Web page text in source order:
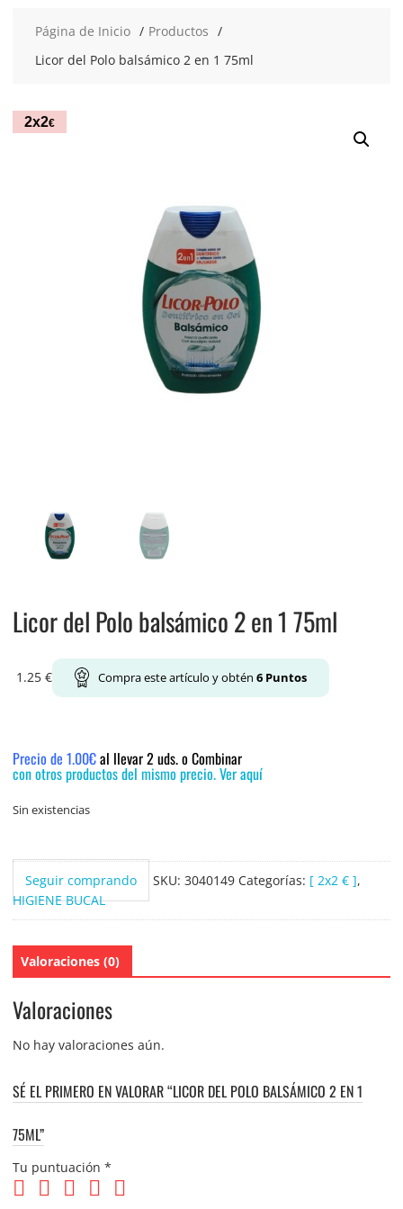
Página de Inicio
Productos
Licor del Polo balsámico 2 en 1 75ml
2x2€
Licor del Polo balsámico 2 en 1 75ml
1.25 € Compra este artículo y obtén 6Puntos
Precio de 1.00€al llevar 2 uds. o Combinar
con otros productos del mismo precio. Ver aquí
Sin existencias
Seguir comprando SKU: 3040149 Categorías: [ 2x2 € ],
HIGIENE BUCAL
Valoraciones (0)
Valoraciones
No hay valoraciones aún.
SÉ EL PRIMERO EN VALORAR “LICOR DEL POLO BALSÁMICO 2 EN 1
75ML”
Tu puntuación *